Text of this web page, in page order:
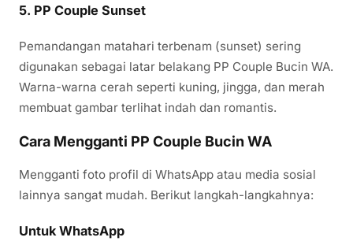
5. PP Couple Sunset
Pemandangan matahari terbenam (sunset) sering
digunakan sebagai latar belakang PP Couple Bucin WA.
Warna-warna cerah seperti kuning, jingga, dan merah
membuat gambar terlihat indah dan romantis.
Cara Mengganti PP Couple Bucin WA
Mengganti foto profil di WhatsApp atau media sosial
lainnya sangat mudah. Berikut langkah-langkahnya:
Untuk WhatsApp